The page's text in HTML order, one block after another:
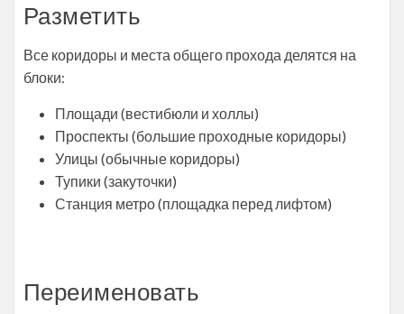
Разметить
Все коридоры и места общего прохода делятся на
блоки:
Площади (вестибюли и холлы)
Проспекты (большие проходные коридоры)
Улицы (обычные коридоры)
Тупики (закуточки)
Станция метро (площадка перед лифтом)
Переименовать